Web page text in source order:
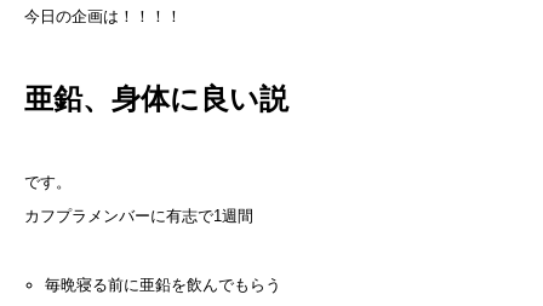
今日の企画は！！！！
亜鉛、身体に良い説
です。
カフプラメンバーに有志で1週間
毎晩寝る前に亜鉛を飲んでもらう